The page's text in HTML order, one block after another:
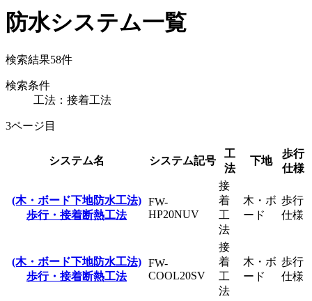
防水システム一覧
検索結果58件
検索条件
工法：接着工法
3ページ目
システム名 システム記号
工
法
下地
歩行
仕様
(木・ボード下地防水工法)
歩行・接着断熱工法
FW-
HP20NUV
接
着
工
法
木・ボ
ード
歩行
仕様
(木・ボード下地防水工法)
歩行・接着断熱工法
FW-
COOL20SV
接
着
工
法
木・ボ
ード
歩行
仕様